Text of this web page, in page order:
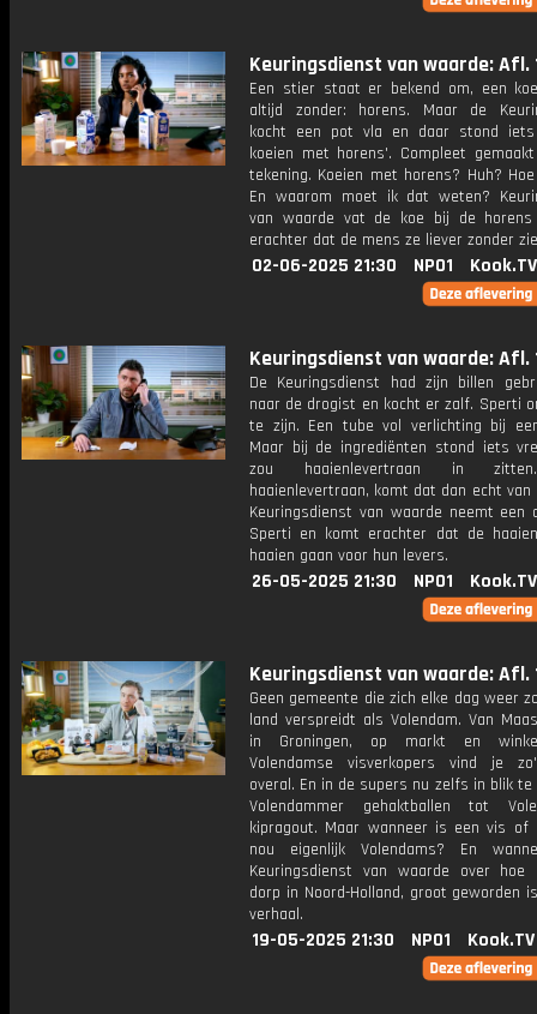
Keuringsdienst van waarde: Afl.
Een stier staat er bekend om, een
altijd zonder: horens. Maar de
kocht een pot vla en daar stond
koeien met horens'. Compleet
tekening. Koeien met horens? Huh?
En waarom moet ik dat weten?
van waarde vat de koe bij de
erachter dat de mens ze liever zonder
02-06-2025 21:30 NPO1 Kook.TV
Keuringsdienst van waarde: Afl.
De Keuringsdienst had zijn billen
naar de drogist en kocht er zalf. Sperti
te zijn. Een tube vol verlichting bij
Maar bij de ingrediënten stond iets
zou haaienlevertraan in
haaienlevertraan, komt dat dan echt van
Keuringsdienst van waarde neemt een
Sperti en komt erachter dat de
haaien gaan voor hun levers.
26-05-2025 21:30 NPO1 Kook.TV
Keuringsdienst van waarde: Afl.
Geen gemeente die zich elke dag weer
land verspreidt als Volendam. Van
in Groningen, op markt en
Volendamse visverkopers vind je
overal. En in de supers nu zelfs in blik te
Volendammer gehaktballen tot
kipragout. Maar wanneer is een vis of
nou eigenlijk Volendams? En
Keuringsdienst van waarde over hoe
dorp in Noord-Holland, groot geworden
verhaal.
19-05-2025 21:30 NPO1 Kook.TV